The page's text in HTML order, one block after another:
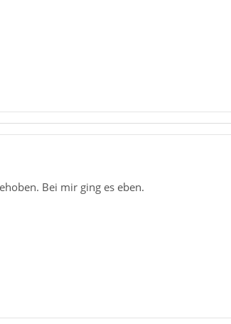
Bei mir ging es eben.